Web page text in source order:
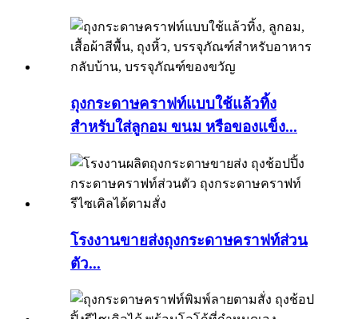
ถุงกระดาษคราฟท์แบบใช้แล้วทิ้ง
สำหรับใส่ลูกอม ขนม หรือของแข็ง...
โรงงานขายส่งถุงกระดาษคราฟท์ส่วน
ตัว...